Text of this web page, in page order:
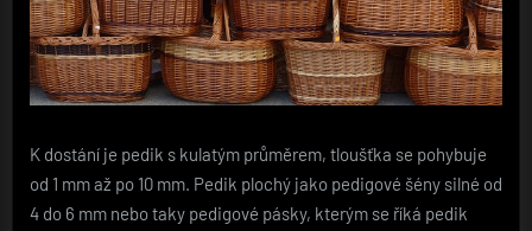
K dostání je pedik s kulatým průměrem, tloušťka se pohybuje
od 1 mm až po 10 mm. Pedik plochý jako pedigové šény silné od
4 do 6 mm nebo taky pedigové pásky, kterým se říká pedik